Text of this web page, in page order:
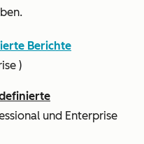
Berichte
)
und Enterprise